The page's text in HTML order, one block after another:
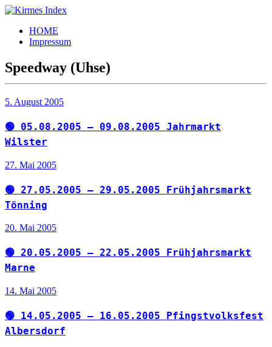
Zum
springen
Kirmes
Index
Tourpläne
der
letzten
Jahre
HOME
Impressum
Speedway (Uhse)
5. August 2005
🟢 05.08.2005 – 09.08.2005 Jahrmarkt
Wilster
27. Mai 2005
🟢 27.05.2005 – 29.05.2005 Frühjahrsmarkt
Tönning
20. Mai 2005
🟢 20.05.2005 – 22.05.2005 Frühjahrsmarkt
Marne
14. Mai 2005
🟢 14.05.2005 – 16.05.2005 Pfingstvolksfest
Albersdorf